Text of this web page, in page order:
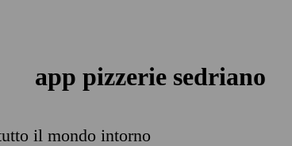
app pizzerie sedriano
il mondo intorno